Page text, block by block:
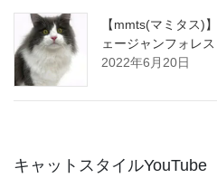
【mmts(マミタス)
ェージャンフォレ
2022年6月20日
キャットスタイルYouTube